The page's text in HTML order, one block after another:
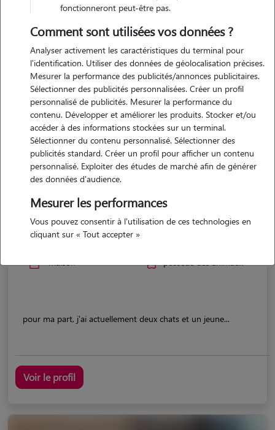
Lauriane
MONTBAZIN 34560
pour ma part, j'ai actuellement deux chats et un jeune...
Voir le profil
fonctionneront peut-être pas.
Comment sont utilisées vos données ?
Analyser activement les caractéristiques du terminal pour
l'identification. Utiliser des données de géolocalisation précises.
Mesurer la performance des publicités/annonces publicitaires.
Sélectionner des publicités personnalisées. Créer un profil
personnalisé de publicités. Mesurer la performance du
contenu. Développer et améliorer les produits. Stocker et/ou
accéder à des informations stockées sur un terminal.
Sélectionner du contenu personnalisé. Sélectionner des
publicités standard. Créer un profil pour afficher un contenu
personnalisé. Exploiter des études de marché afin de générer
des données d'audience.
Mesurer les performances
Vous pouvez consentir à l'utilisation de ces technologies en
cliquant sur « Tout accepter »